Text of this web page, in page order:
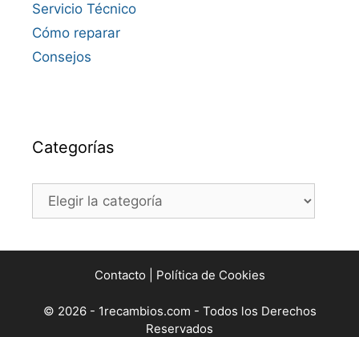
Servicio Técnico
Cómo reparar
Consejos
Categorías
Categorías
Contacto Política de Cookies
© 2026 - 1recambios.com - Todos los Derechos
Reservados